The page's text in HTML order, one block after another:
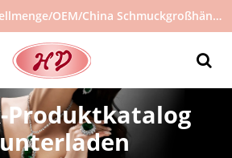
Niedrige Mindestbestellmenge/OEM/China Schmuckgroßhändler/Schmucklieferant/heiß verkaufter Schmuck auf Lager/kein gebrauchter Schmuck
Produktkatalog